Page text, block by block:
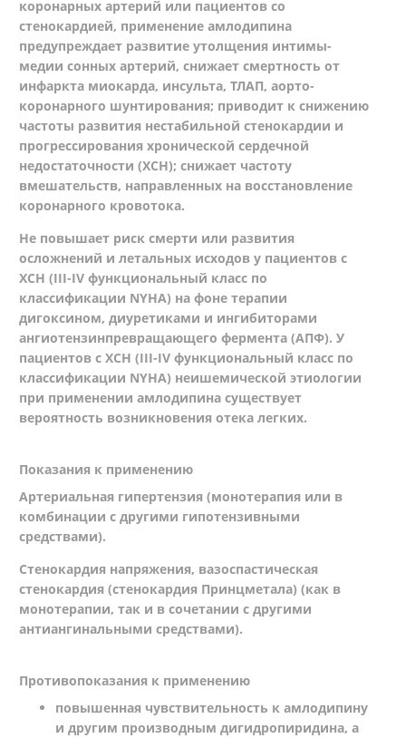
коронарных артерий или пациентов со
стенокардией, применение амлодипина
предупреждает развитие утолщения интимы-
медии сонных артерий, снижает смертность от
инфаркта миокарда, инсульта, ТЛАП, аорто-
коронарного шунтирования; приводит к снижению
частоты развития нестабильной стенокардии и
прогрессирования хронической сердечной
недостаточности (ХСН); снижает частоту
вмешательств, направленных на восстановление
коронарного кровотока.
Не повышает риск смерти или развития
осложнений и летальных исходов у пациентов с
ХСН (III-IV функциональный класс по
классификации NYHA) на фоне терапии
дигоксином, диуретиками и ингибиторами
ангиотензинпревращающего фермента (АПФ). У
пациентов с ХСН (III-IV функциональный класс по
классификации NYHA) неишемической этиологии
при применении амлодипина существует
вероятность возникновения отека легких.
Показания к применению
Артериальная гипертензия (монотерапия или в
комбинации с другими гипотензивными
средствами).
Стенокардия напряжения, вазоспастическая
стенокардия (стенокардия Принцметала) (как в
монотерапии, так и в сочетании с другими
антиангинальными средствами).
Противопоказания к применению
повышенная чувствительность к амлодипину
и другим производным дигидропиридина, а